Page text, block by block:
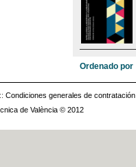
Ordenado por
:: Condiciones generales de contratación
de València © 2012